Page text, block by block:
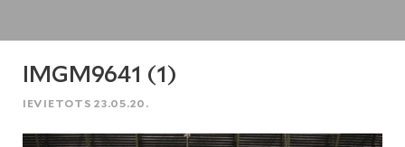
IMGM9641 (1)
IEVIETOTS 23.05.20.